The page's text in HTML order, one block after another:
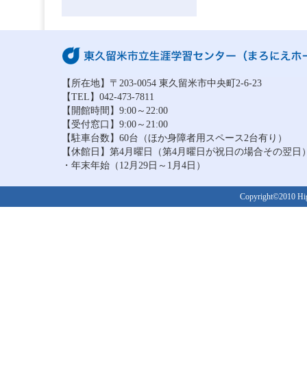
【所在地】〒203-0054 東久留米市中央町2-6-23
【TEL】042-473-7811
【開館時間】9:00～22:00
【受付窓口】9:00～21:00
【駐車台数】60台（ほか身障者用スペース2台有り）
【休館日】第4月曜日（第4月曜日が祝日の場合その翌日
・年末年始（12月29日～1月4日）
Copyright©2010